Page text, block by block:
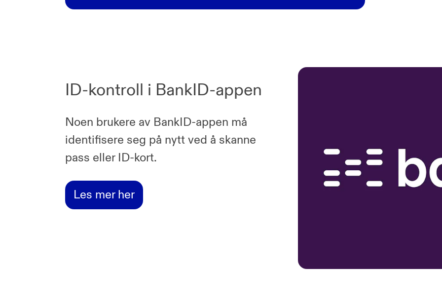
ID-kontroll i BankID-appen
Noen brukere av BankID-appen må
identifisere seg på nytt ved å skanne
pass eller ID-kort.
Les mer her